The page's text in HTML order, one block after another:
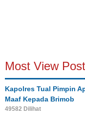
Most View Post
Kapolres Tual Pimpin
Maaf Kepada Brimob
49582 Dilihat